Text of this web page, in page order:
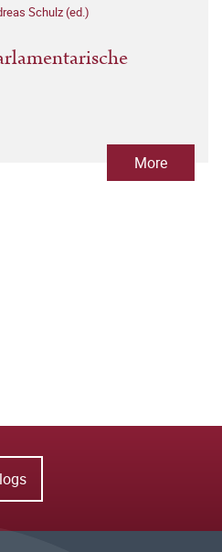
Schulz (ed.)
More